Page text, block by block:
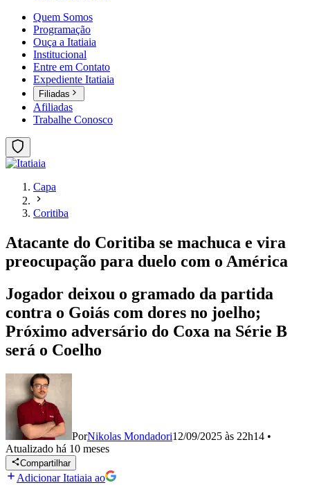
Quem Somos
Programação
Ouça a Itatiaia
Institucional
Entre em Contato
Expediente Itatiaia
Filiadas
Afiliadas
Trabalhe Conosco
Capa
Coritiba
Atacante do Coritiba se machuca e vira
preocupação para duelo com o América
Jogador deixou o gramado da partida
contra o Goiás com dores no joelho;
Próximo adversário do Coxa na Série B
será o Coelho
PorNikolas Mondadori12/09/2025 às 22h14 •
Atualizado há 10 meses
Compartilhar
Adicionar Itatiaia ao